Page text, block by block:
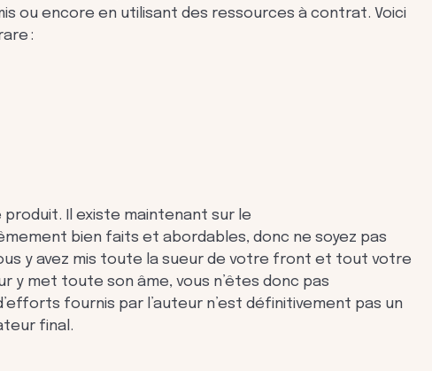
ou encore en utilisant des ressources à contrat. Voici
:
produit. Il existe maintenant sur le
bien faits et abordables, donc ne soyez pas
y avez mis toute la sueur de votre front et tout votre
y met toute son âme, vous n’êtes donc pas
fournis par l’auteur n’est définitivement pas un
final.